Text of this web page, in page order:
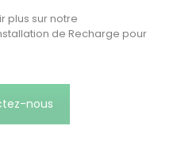
plus sur notre
de Recharge pour
nous